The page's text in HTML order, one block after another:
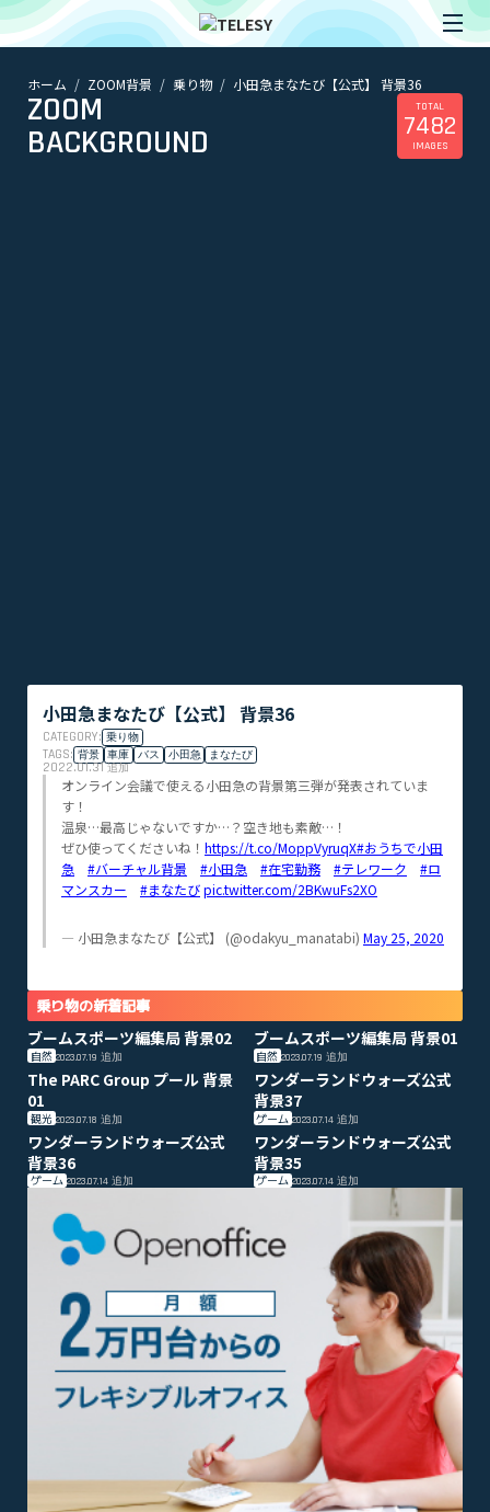
ホーム
ホーム ZOOM背景 乗り物 小田急まなたび【公式】 背景36
ZOOM
BACKGROUND
TOTAL
7482
IMAGES
小田急まなたび【公式】 背景36
CATEGORY: 乗り物
TAGS: 背景 車庫 バス 小田急 まなたび
2022.01.31追加
オンライン会議で使える小田急の背景第三弾が発表されていま
す！
温泉…最高じゃないですか…？空き地も素敵…！
ぜひ使ってくださいね！ https://t.co/MoppVyruqX#おうちで小田
急
#バーチャル背景 #小田急 #在宅勤務 #テレワーク
#ロ
マンスカー
#まなたびpic.twitter.com/2BKwuFs2XO
— 小田急まなたび【公式】 (@odakyu_manatabi) May 25, 2020
乗り物の新着記事
ブームスポーツ編集局 背景02
自然 2023.07.19 追加
ブームスポーツ編集局 背景01
自然 2023.07.19追加
The PARC Group プール 背景
01
観光 2023.07.18 追加
ワンダーランドウォーズ公式
背景37
ゲーム 2023.07.14追加
ワンダーランドウォーズ公式
背景36
ゲーム 2023.07.14 追加
ワンダーランドウォーズ公式
背景35
ゲーム 2023.07.14追加